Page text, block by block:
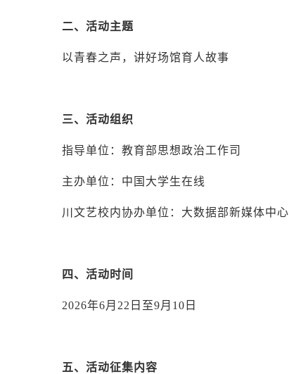
二、活动主题
以青春之声，讲好场馆育人故事
三、活动组织
指导单位：教育部思想政治工作司
主办单位：中国大学生在线
川文艺校内协办单位：大数据部新媒体中心
四、活动时间
2026年6月22日至9月10日
五、活动征集内容